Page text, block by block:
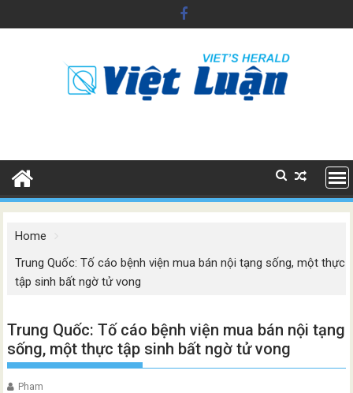
to
Home
Trung Quốc: Tố cáo bệnh viện mua bán nội tạng sống, một thực
tập sinh bất ngờ tử vong
Trung Quốc: Tố cáo bệnh viện mua bán nội tạng
sống, một thực tập sinh bất ngờ tử vong
Pham